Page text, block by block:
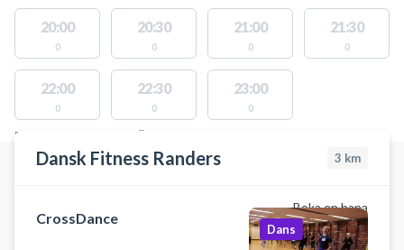
20:00
0
20:30
0
21:00
0
21:30
0
22:00
0
22:30
0
23:00
0
PLATSER MED TILLGÄNGLIGA AKTIVITETER
Dansk Fitness Randers 3 km
Boka en bana
CrossDance
Dans